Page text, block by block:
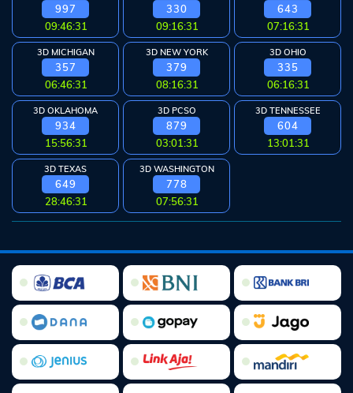
997
09:46:30
330
09:16:30
643
07:16:30
3D MICHIGAN
357
06:46:30
3D NEW YORK
379
08:16:30
3D OHIO
335
06:16:30
3D OKLAHOMA
934
15:56:30
3D PCSO
879
03:01:30
3D TENNESSEE
604
13:01:30
3D TEXAS
649
28:46:30
3D WASHINGTON
778
07:56:30